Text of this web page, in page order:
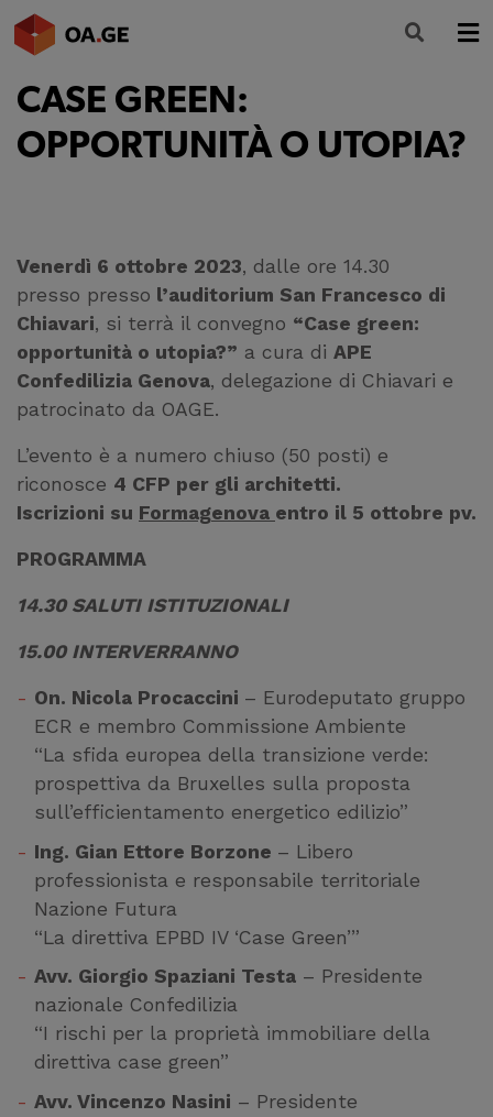
L’ORDINE
AMMINISTRAZIONE TRASPARENTE
SERVIZI
NEWS
CASE GREEN:
OPPORTUNITÀ O UTOPIA?
Venerdì 6 ottobre 2023, dalle ore 14.30
presso presso l’auditorium San Francesco di
Chiavari, si terrà il convegno “Case green:
opportunità o utopia?” a cura di APE
Confedilizia Genova, delegazione di Chiavari e
patrocinato da OAGE.
L’evento è a numero chiuso (50 posti) e
riconosce 4 CFP per gli architetti.
Iscrizioni su Formagenova entro il 5 ottobre pv.
PROGRAMMA
14.30 SALUTI ISTITUZIONALI
15.00 INTERVERRANNO
On. Nicola Procaccini – Eurodeputato gruppo
ECR e membro Commissione Ambiente
“La sfida europea della transizione verde:
prospettiva da Bruxelles sulla proposta
sull’efficientamento energetico edilizio”
Ing. Gian Ettore Borzone – Libero
professionista e responsabile territoriale
Nazione Futura
“La direttiva EPBD IV ‘Case Green’”
Avv. Giorgio Spaziani Testa – Presidente
nazionale Confedilizia
“I rischi per la proprietà immobiliare della
direttiva case green”
Avv. Vincenzo Nasini – Presidente